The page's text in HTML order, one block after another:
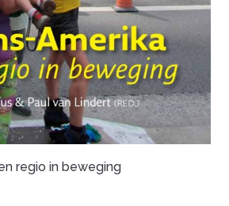
regio in beweging